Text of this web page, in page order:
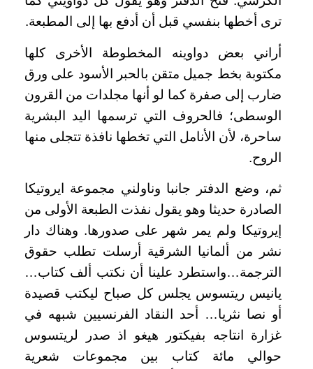
ترى أخطها بنفسي قبل أن أدفع بها إلى المطبعة.
أراني بعض دواوينه المخطوطة الأخرى كلها
مكتوبة بخط جميل متقن بالحبر الأسود على ورق
ضارب إلى صفرة كما لو أنها مجلدات من القرون
الوسطى؛ فالحروف التي ترسمها اليد البشرية
ساحرة، لأن الأنامل التي تخطها نافذة تتجلى منها
الروح.
ثم، وضع الدفتر جانبا وناولني مجموعة ايروتيكا
الصادرة حديثا وهو يقول نفذت الطبعة الأولى من
إيروتيكا ولم يمر شهر على صدورها. وهناك دار
نشر من ألمانيا الشرقية أرسلت تطلب حقوق
الترجمة…واستطرد علينا أن نكتب ألف كتاب…
يانيس ريتسوس يجلس كل صباح ليكتب قصيدة
أو نصا نثريا… أحد النقاد الفرنسيين شبهه في
غزارة انتاجه بفيكتور هيغو اذ صدر لريتسوس
حوالي مائة كتاب بين مجموعات شعرية